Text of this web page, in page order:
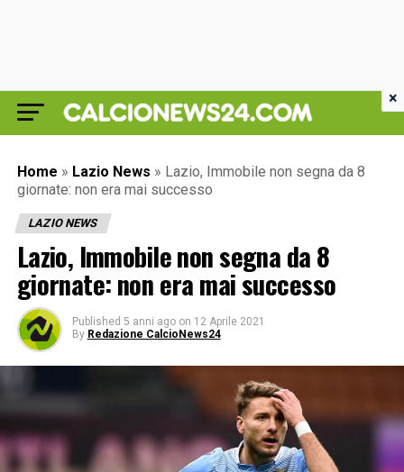
Home » Lazio News » Lazio, Immobile non segna da 8
giornate: non era mai successo
LAZIO NEWS
Lazio, Immobile non segna da 8
giornate: non era mai successo
Published 5 anni ago on 12 Aprile 2021
By Redazione CalcioNews24
×